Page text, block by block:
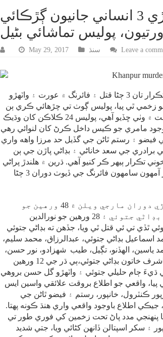
خان پور: ٻن ڌرين ۾ جهيڙي 3 انساني جانيون ڳڙڪائي
ورتيون، پوليس تماشائي بڻيل
May 29, 2017 سنڌ Leave a
ڌرين ۾ خوني تڪرار تان 3 ڄڻا قتل ۽ فائرنگ ۾ عورت ۽ واٽهڙو
13 ماڻهو زخمي ٿي پيا، پوليس ڳوٺ تي چڙهائي ڪري ٻن
ڄڻن کي حراست ۾ وٺي ڇڏيو آهي، پوليس 24 ڪلاڪن کان وڌيڪ
مامري جو ڪيس داخل ڪرڻ کان لنوائي رهي
فيضو ۽ رستم ٿاڻن جي گڏيل حد مرزا واهه واري
برادري جي سعد خاناڻي ۽ بڊاڻي پاڙن جي ٻن
تڪرار ٻيهر ڪر کنيو آهي. ڌرين ۾ هلندڙ پراڻي
تڪرار تان ٻيهر آمهون سامهون فائرنگ جي ڏيوٺ دوران 3 ڄڻا
ڌرين ۾ جهيڙي دوران مارجي ويلن ۾ 48 ورهين جو
عبدالجبار بڊاڻي جتوئي ۽ 28 ورهين جو نورالدين
ٿڏي تي ئي قتل ٿي ويا، جڏهن ته بڊاڻي جتوئي
اسماعيل بڊاڻي جتوئي، عبدالرزاق، محمد سليم،
ياسين، الھڏنو، تڳيل، طيب شھزادو، نور حسن،
رسول بخش، اشرف خاتون بڊاڻي جتوئي،ٻي ڌر جي 12 ورهين
ڌيءَ ڄام حليلي جتوئي ۽ واٽھڙو گل حسن بروهي
واقعي جو اطلاع بروقت علائقي واسين ايس
ڪنٽرول، خانپور، رستم ۽ فيضو ٿاڻن جي
جيڪي اطلاع باوجود واقعي واري هنڌ ڪونه پھتا.
پنهنجي مدد پاڻ تحت زخمين کي فوري طور تي
۽ سکر اسپتالن ڏانهن کڻائي ويا، جتي شديد